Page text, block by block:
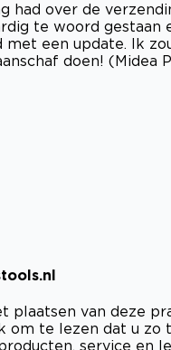
had over de
te woord gestaan
met een update. Ik
doen! (Midea
plaatsen van deze
om te lezen dat u zo
service en